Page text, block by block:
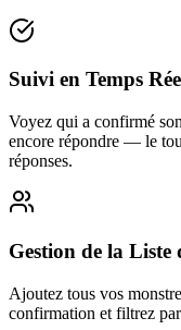
Suivi en Temps
Voyez qui a confirmé
encore répondre — le
réponses.
Gestion de la Liste
Ajoutez tous vos
confirmation et filtrez